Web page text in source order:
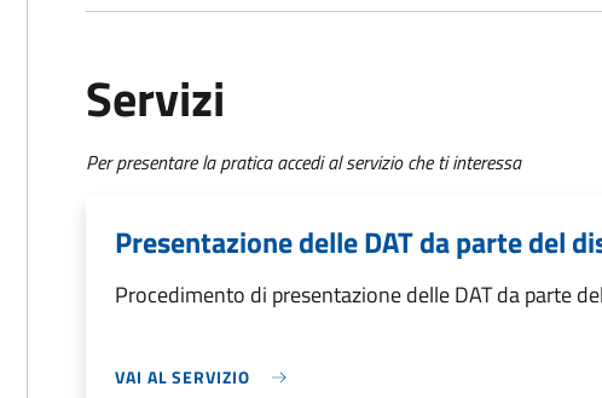
Servizi
Per presentare la pratica accedi al servizio che ti interessa
Presentazione delle DAT da parte del
Procedimento di presentazione delle DAT da parte
VAI AL SERVIZIO